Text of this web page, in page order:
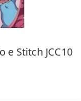
e Stitch JCC10